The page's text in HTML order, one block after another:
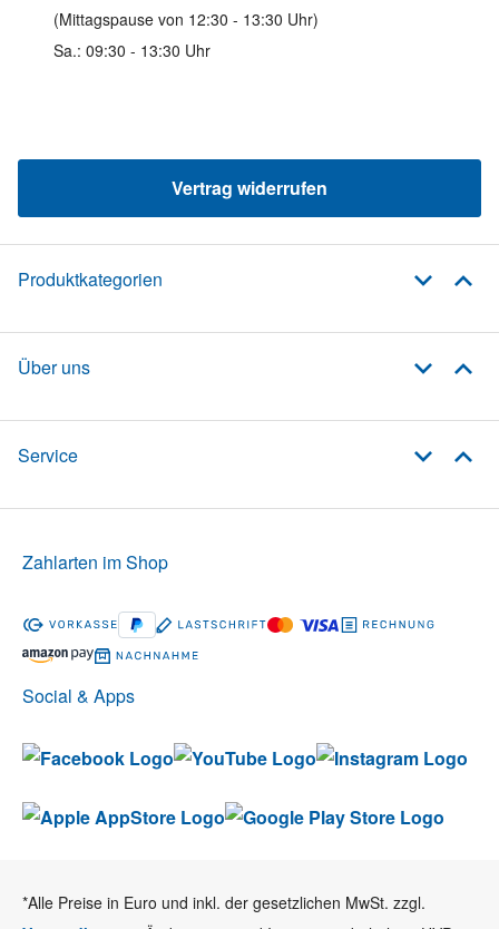
(Mittagspause von 12:30 - 13:30 Uhr)
Sa.: 09:30 - 13:30 Uhr
Vertrag widerrufen
Produktkategorien
Über uns
Service
Social & Apps
Zahlarten im Shop
*Alle Preise in Euro und inkl. der gesetzlichen MwSt. zzgl.